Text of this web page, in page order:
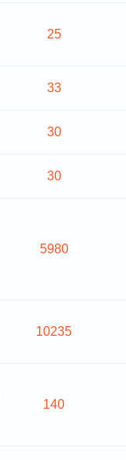
25
33
30
30
5980
10235
140